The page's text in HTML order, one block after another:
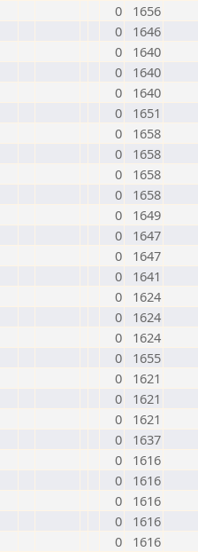
0
1656
0
1646
0
1640
0
1640
0
1640
0
1651
0
1658
0
1658
0
1658
0
1658
0
1649
0
1647
0
1647
0
1641
0
1624
0
1624
0
1624
0
1655
0
1621
0
1621
0
1621
0
1637
0
1616
0
1616
0
1616
0
1616
0
1616